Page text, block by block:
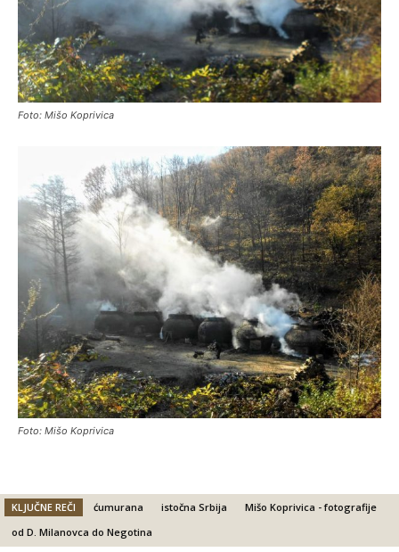
Foto: Mišo Koprivica
Foto: Mišo Koprivica
KLJUČNE REČI ćumurana istočna Srbija
Mišo Koprivica - fotografije
od D. Milanovca do Negotina